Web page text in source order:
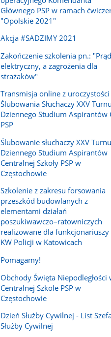
Głównego PSP w ramach
"Opolskie 2021"
Akcja #SADZIMY 2021
Zakończenie szkolenia pn.: "Prąd
elektryczny, a zagrożenia dla
strażaków"
Transmisja online z uroczystości
Ślubowania Słuchaczy XXV
Dziennego Studium Aspirantów
PSP
Ślubowanie słuchaczy XXV
Dziennego Studium Aspirantów
Centralnej Szkoły PSP w
Częstochowie
Szkolenie z zakresu forsowania
przeszkód budowlanych z
elementami działań
poszukiwawczo–ratowniczych
realizowane dla funkcjonariuszy
KW Policji w Katowicach
Pomagamy!
Obchody Święta Niepodległości
Centralnej Szkole PSP w
Częstochowie
Dzień Służby Cywilnej - List
Służby Cywilnej